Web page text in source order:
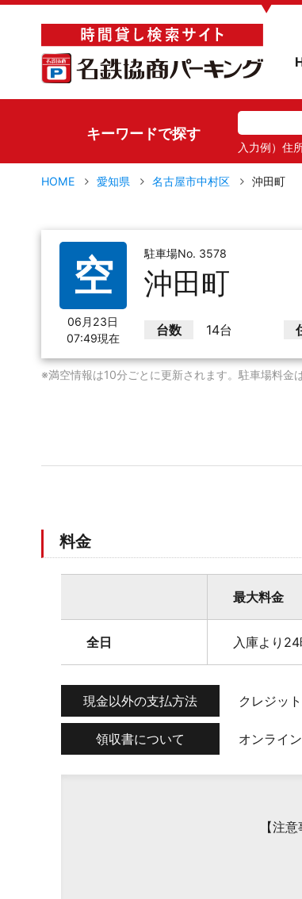
▼
キーワードで探す
入力例）住
HOME 愛知県 名古屋市中村区 沖田町
空
06月23日
07:49現在
駐車場No. 3578
沖田町
台数 14台
※満空情報は10分ごとに更新されます。駐車場料金
料金
最大料金
全日 入庫より
現金以外の支払方法 クレジッ
領収書について オンライ
【注